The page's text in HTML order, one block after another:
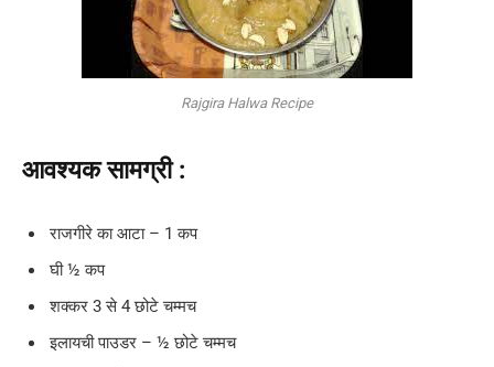
Rajgira Halwa Recipe
आवश्यक सामग्री :
राजगीरे का आटा – 1 कप
घी ½ कप
शक्कर 3 से 4 छोटे चम्मच
इलायची पाउडर – ½ छोटे चम्मच